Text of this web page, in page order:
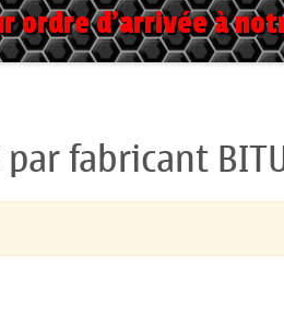
ordre d'arrivée à
fabricant